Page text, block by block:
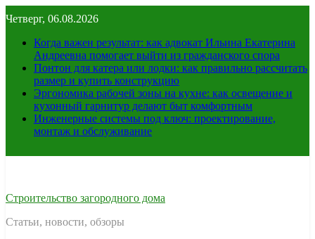
к
содержимому
Четверг, 06.08.2026
Когда важен результат: как адвокат Ильина Екатерина
Андреевна помогает выйти из гражданского спора
Понтон для катера или лодки: как правильно рассчитать
размер и купить конструкцию
Эргономика рабочей зоны на кухне: как освещение и
кухонный гарнитур делают быт комфортным
Инженерные системы под ключ: проектирование,
монтаж и обслуживание
Строительство загородного дома
Статьи, новости, обзоры